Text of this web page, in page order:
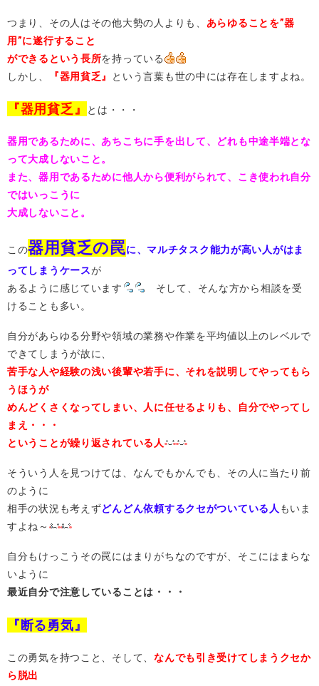
つまり、その人はその他大勢の人よりも、 あらゆることを”器
用”に遂行すること
ができるという長所を持っている
しかし、
『器用貧乏』 という言葉も世の中には存在しますよね。
『器用貧乏』 とは・・・
器用であるために、あちこちに手を出して、どれも中途半端とな
って大成しないこと。
また、器用であるために他人から便利がられて、こき使われ自分
ではいっこうに
大成しないこと。
この器用貧乏の罠に、マルチタスク能力が高い人がはま
ってしまうケースが
あるように感じています
そして、そんな方から相談を受
けることも多い。
自分があらゆる分野や領域の業務や作業を平均値以上のレベルで
できてしまうが故に、
苦手な人や経験の浅い後輩や若手に、それを説明してやってもら
うほうが
めんどくさくなってしまい、人に任せるよりも、自分でやってし
まえ・・・
ということが繰り返されている人
そういう人を見つけては、なんでもかんでも、その人に当たり前
のように
相手の状況も考えずどんどん依頼するクセがついている人 もいま
すよね～
自分もけっこうその罠にはまりがちなのですが、そこにはまらな
いように
最近自分で注意していることは・・・
『断る勇気』
この勇気を持つこと、そして、なんでも引き受けてしまうクセか
ら脱出